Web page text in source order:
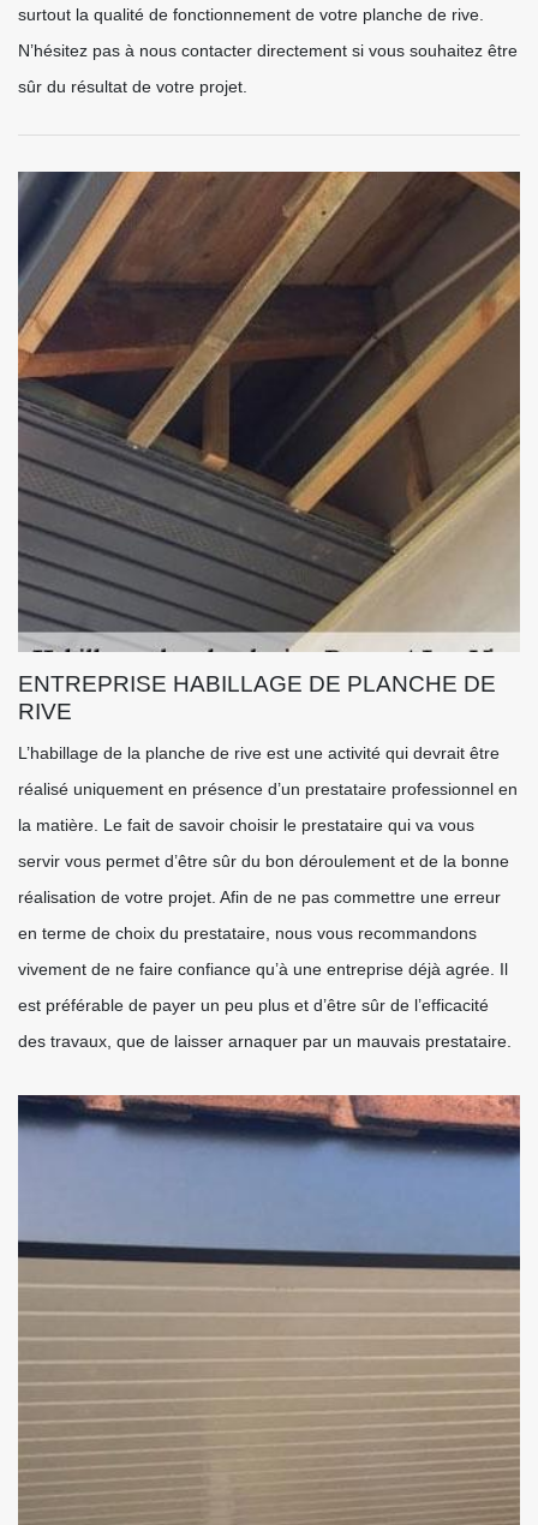
surtout la qualité de fonctionnement de votre planche de rive.
N’hésitez pas à nous contacter directement si vous souhaitez être
sûr du résultat de votre projet.
ENTREPRISE HABILLAGE DE PLANCHE DE
RIVE
L’habillage de la planche de rive est une activité qui devrait être
réalisé uniquement en présence d’un prestataire professionnel en
la matière. Le fait de savoir choisir le prestataire qui va vous
servir vous permet d’être sûr du bon déroulement et de la bonne
réalisation de votre projet. Afin de ne pas commettre une erreur
en terme de choix du prestataire, nous vous recommandons
vivement de ne faire confiance qu’à une entreprise déjà agrée. Il
est préférable de payer un peu plus et d’être sûr de l’efficacité
des travaux, que de laisser arnaquer par un mauvais prestataire.